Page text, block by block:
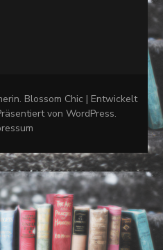
. Blossom Chic | Entwickelt
von WordPress.